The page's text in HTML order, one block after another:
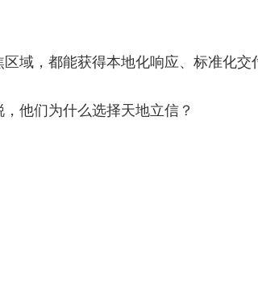
域，都能获得本地化响应、标准化交
他们为什么选择天地立信？